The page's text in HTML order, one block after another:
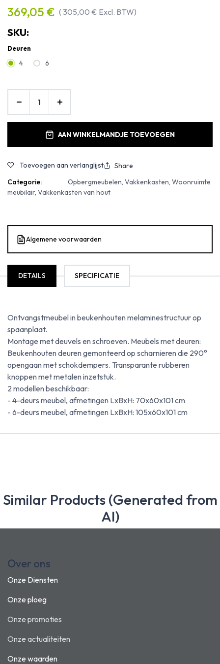
369,05 € (305,00 € Excl. BTW)
SKU:
Deuren
4 6
AAN WINKELMANDJE TOEVOEGEN
Toevoegen aan verlanglijst
Share
Categorie:
Opbergmeubelen, Vakkenkasten, Woonruimte
meubilair, Vakkenkasten van hout
Algemene voorwaarden
DETAILS SPECIFICATIE
Ontvangstmeubel in beukenhouten melaminestructuur op
spaanplaat.
Montage met deuvels en schroeven. Meubels met deuren:
Beukenhouten deuren gemonteerd op scharnieren die 290°
opengaan met schokdempers. Transparante rubberen
knoppen met metalen inzetstuk.
2 modellen beschikbaar:
- 4-deurs meubel, afmetingen LxBxH: 70x60x101 cm
- 6-deurs meubel, afmetingen LxBxH: 105x60x101 cm
Similar Products (Generated from
AI)
Over ons
Onze Diensten
Onze ploeg
Onze promoties
Onze actualiteiten
Onze waarden